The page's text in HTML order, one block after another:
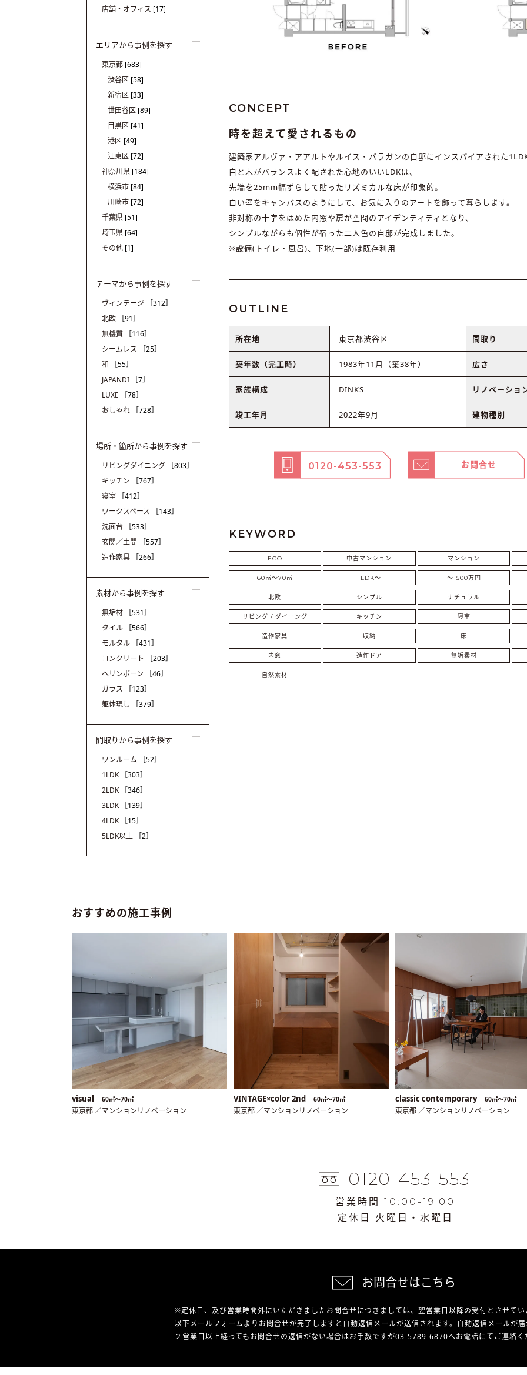
CONCEPT
時を超えて愛されるもの
建築家アルヴァ・アアルトやルイス・バラガンの自邸にインスパイアされた
白と木がバランスよく配された心地のいいLDKは、
先端を25mm幅ずらして貼ったリズミカルな床が印象的。
白い壁をキャンバスのようにして、お気に入りのアートを飾って暮らします。
非対称の十字をはめた内窓や扉が空間のアイデンティティとなり、
シンプルながらも個性が宿った二人色の自邸が完成しました。
※設備(トイレ・風呂)、下地(一部)は既存利用
OUTLINE
所在地 東京都渋谷区 間取り
築年数（完工時） 1983年11月（築38年） 広さ
家族構成 DINKS リノベーショ
竣工年月 2022年9月 建物種別
0120-453-553 お問合せ
KEYWORD
ECO 中古マンション マンション
60㎡〜70㎡ 1LDK〜 ～1500万円
北欧 シンプル ナチュラル
リビング / ダイニング キッチン 寝室
造作家具 収納 床
内窓 造作ドア 無垢素材
自然素材
店舗・オフィス [17]
エリアから事例を探す
東京都 [683]
渋谷区 [58]
新宿区 [33]
世田谷区 [89]
目黒区 [41]
港区 [49]
江東区 [72]
神奈川県 [184]
横浜市 [84]
川崎市 [72]
千葉県 [51]
埼玉県 [64]
その他 [1]
テーマから事例を探す
ヴィンテージ
［312］
北欧
［91］
無機質
［116］
シームレス
［25］
和
［55］
JAPANDI
［7］
LUXE
［78］
おしゃれ
［728］
場所・箇所から事例を探す
リビングダイニング
［803］
キッチン
［767］
寝室
［412］
ワークスペース
［143］
洗面台
［533］
玄関／土間
［557］
造作家具
［266］
素材から事例を探す
無垢材
［531］
タイル
［566］
モルタル
［431］
コンクリート
［203］
ヘリンボーン
［46］
ガラス
［123］
躯体現し
［379］
間取りから事例を探す
ワンルーム
［52］
1LDK
［303］
2LDK
［346］
3LDK
［139］
4LDK
［15］
5LDK以上
［2］
おすすめの施工事例
visual 60㎡〜70㎡
東京都 ／マンションリノベーション
VINTAGE×color 2nd 60㎡〜70㎡
東京都 ／マンションリノベーション
classic contemporary 60㎡〜70㎡
東京都 ／マンションリノベーション
0120-453-553
営業時間 10:00-19:00
定休日 火曜日・水曜日
お問合せはこちら
※定休日、及び営業時間外にいただきましたお問合せにつきましては、翌営業日以降の受付とさせて
以下メールフォームよりお問合せが完了しますと自動返信メールが送信されます。自動返信メールが
２営業日以上経ってもお問合せの返信がない場合はお手数ですが03-5789-6870へお電話にてご連絡く